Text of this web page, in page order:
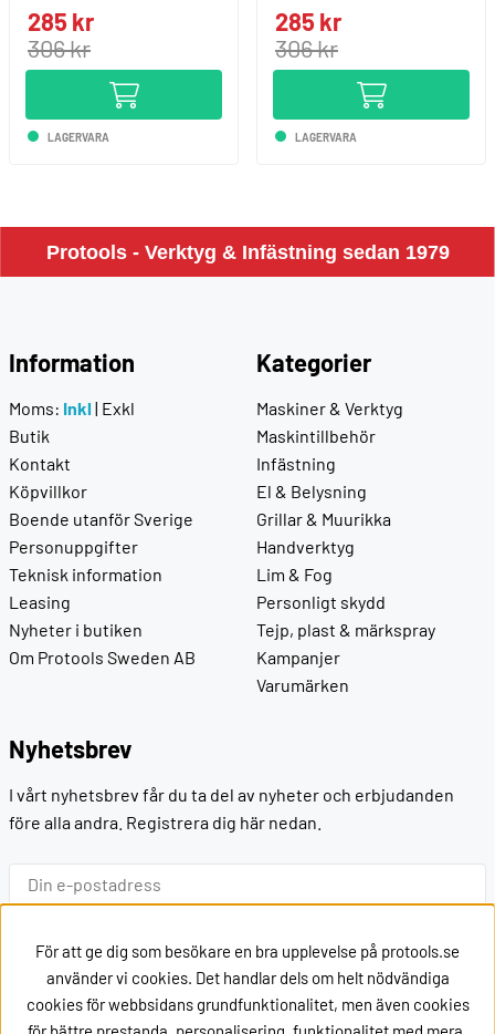
285 kr
306 kr
LAGERVARA
285 kr
306 kr
LAGERVARA
Protools - Verktyg & Infästning sedan 1979
Information
Moms: Inkl | Exkl
Butik
Kontakt
Köpvillkor
Boende utanför Sverige
Personuppgifter
Teknisk information
Leasing
Nyheter i butiken
Om Protools Sweden AB
Kategorier
Maskiner & Verktyg
Maskintillbehör
Infästning
El & Belysning
Grillar & Muurikka
Handverktyg
Lim & Fog
Personligt skydd
Tejp, plast & märkspray
Kampanjer
Varumärken
Nyhetsbrev
I vårt nyhetsbrev får du ta del av nyheter och erbjudanden
före alla andra. Registrera dig här nedan.
Ok
Kontakt
För att ge dig som besökare en bra upplevelse på protools.se
använder vi cookies. Det handlar dels om helt nödvändiga
cookies för webbsidans grundfunktionalitet, men även cookies